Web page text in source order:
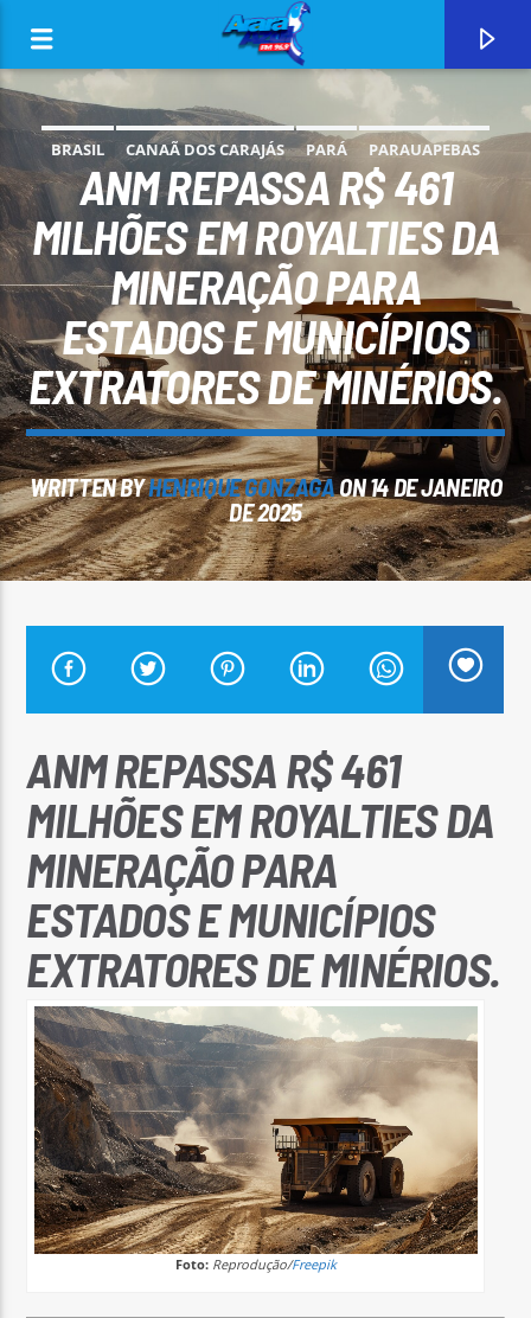
0:00
CURRENT TRACK
ARARA AZUL FM 96,9
BRASIL CANAÃ DOS CARAJÁS PARÁ PARAUAPEBAS
ANM REPASSA R$ 461
MILHÕES EM ROYALTIES DA
MINERAÇÃO PARA
ESTADOS E MUNICÍPIOS
EXTRATORES DE MINÉRIOS.
WRITTEN BYHENRIQUE GONZAGAON 14 DE JANEIRO
DE 2025
ANM REPASSA R$ 461
MILHÕES EM ROYALTIES DA
MINERAÇÃO PARA
ESTADOS E MUNICÍPIOS
EXTRATORES DE MINÉRIOS.
Foto: Reprodução/Freepik